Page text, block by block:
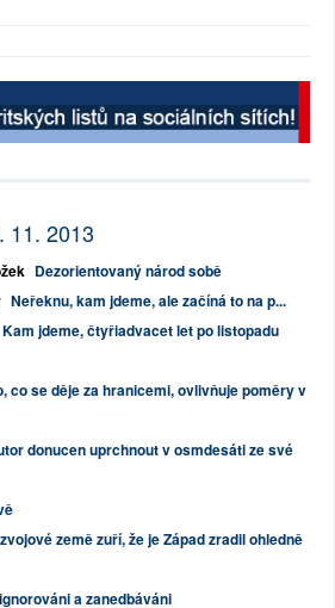
11. 2013
Dezorientovaný národ sobě
Neřeknu, kam jdeme, ale začíná to na p...
Kam jdeme, čtyřiadvacet let po listopadu
co se děje za hranicemi, ovlivňuje poměry v
donucen uprchnout v osmdesáti ze své
země zuří, že je Západ zradil ohledně
a zanedbáváni